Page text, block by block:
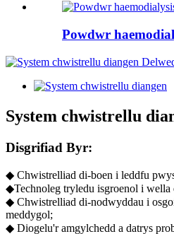
Powdwr
System chwistrellu
Disgrifiad Byr:
◆ Chwistrelliad di-boen i leddfu
◆Technoleg tryledu isgroenol i wella
◆ Chwistrelliad di-nodwyddau i
meddygol;
◆ Diogelu'r amgylchedd a datrys